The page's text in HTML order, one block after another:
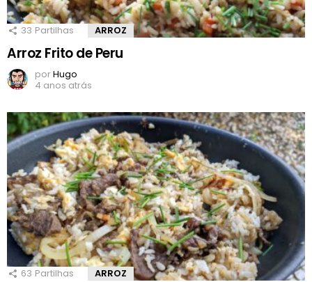
33 Partilhas ARROZ
Arroz Frito de Peru
porHugo
4 anos atrás
63 Partilhas ARROZ